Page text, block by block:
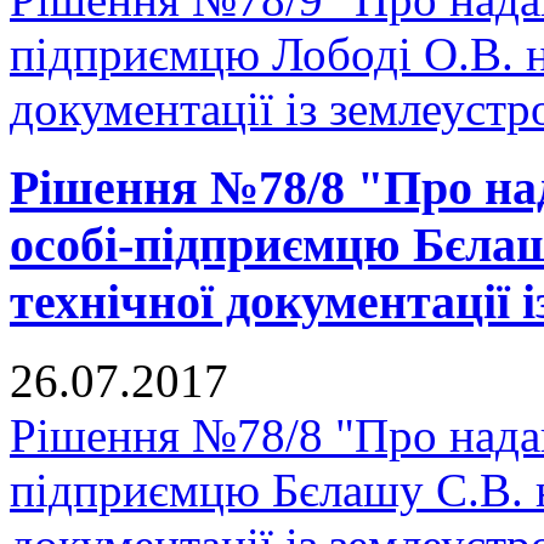
підприємцю Лободі О.В.
документації із
Рішення №78/8 "Про
особі-підприємцю
технічної
26.07.2017
Рішення №78/8 "Про
підприємцю Бєлашу С.В.